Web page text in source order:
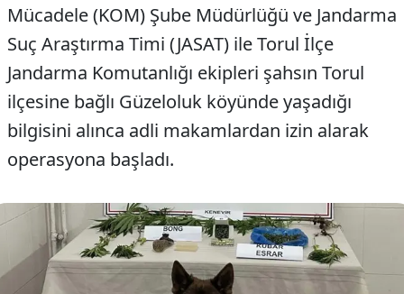
Mücadele (KOM) Şube Müdürlüğü ve Jandarma
Suç Araştırma Timi (JASAT) ile Torul İlçe
Jandarma Komutanlığı ekipleri şahsın Torul
ilçesine bağlı Güzeloluk köyünde yaşadığı
bilgisini alınca adli makamlardan izin alarak
operasyona başladı.